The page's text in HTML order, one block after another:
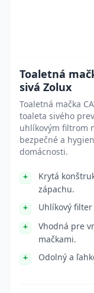
Toaletná
sivá Zolux
Toaletná mačka
toaleta sivého
uhlíkovým filtrom
bezpečné a
domácnosti.
Krytá
zápachu.
Uhlíkový
Vhodná pre
mačkami.
Odolný a